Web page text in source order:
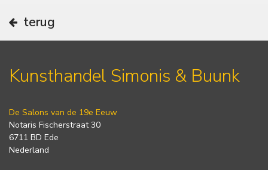
terug
Kunsthandel Simonis & Buunk
De Salons van de 19e Eeuw
Notaris Fischerstraat 30
6711 BD Ede
Nederland